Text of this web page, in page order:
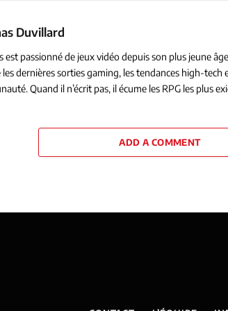
Duvillard
est passionné de jeux vidéo depuis son plus jeune
les dernières sorties gaming, les tendances high-tech
Quand il n’écrit pas, il écume les RPG les plus
ADD A COMMENT